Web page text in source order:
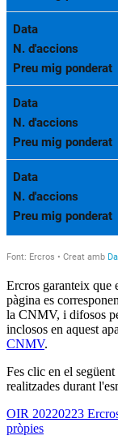
Ercros garanteix que
pàgina es
la CNMV, i difosos
inclosos en aquest
CNMV.
Fes clic en el
realitzades durant
OIR 20220223
pròpies